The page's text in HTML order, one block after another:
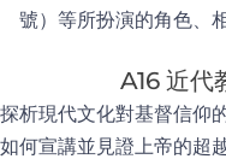
號）等所扮演的角色、
A16 近代
探析現代文化對基督信仰
如何宣講並見證上帝的超